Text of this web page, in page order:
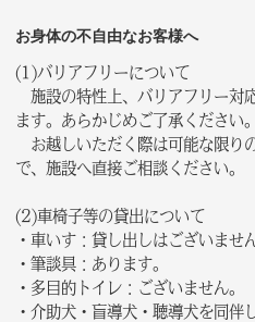
お身体の不自由なお客様へ
(1)バリアフリーについて
施設の特性上、バリアフリー対
ます。あらかじめご了承ください。
お越しいただく際は可能な限り
で、施設へ直接ご相談ください。
(2)車椅子等の貸出について
・車いす：貸し出しはございません
・筆談具：あります。
・多目的トイレ：ございません。
・介助犬・盲導犬・聴導犬を同伴